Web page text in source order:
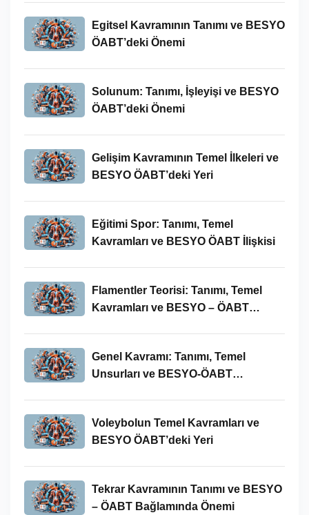
Egitsel Kavramının Tanımı ve BESYO
ÖABT’deki Önemi
Solunum: Tanımı, İşleyişi ve BESYO
ÖABT’deki Önemi
Gelişim Kavramının Temel İlkeleri ve
BESYO ÖABT’deki Yeri
Eğitimi Spor: Tanımı, Temel
Kavramları ve BESYO ÖABT İlişkisi
Flamentler Teorisi: Tanımı, Temel
Kavramları ve BESYO – ÖABT
Genel Kavramı: Tanımı, Temel
Unsurları ve BESYO-ÖABT
Voleybolun Temel Kavramları ve
BESYO ÖABT’deki Yeri
Tekrar Kavramının Tanımı ve BESYO
– ÖABT Bağlamında Önemi